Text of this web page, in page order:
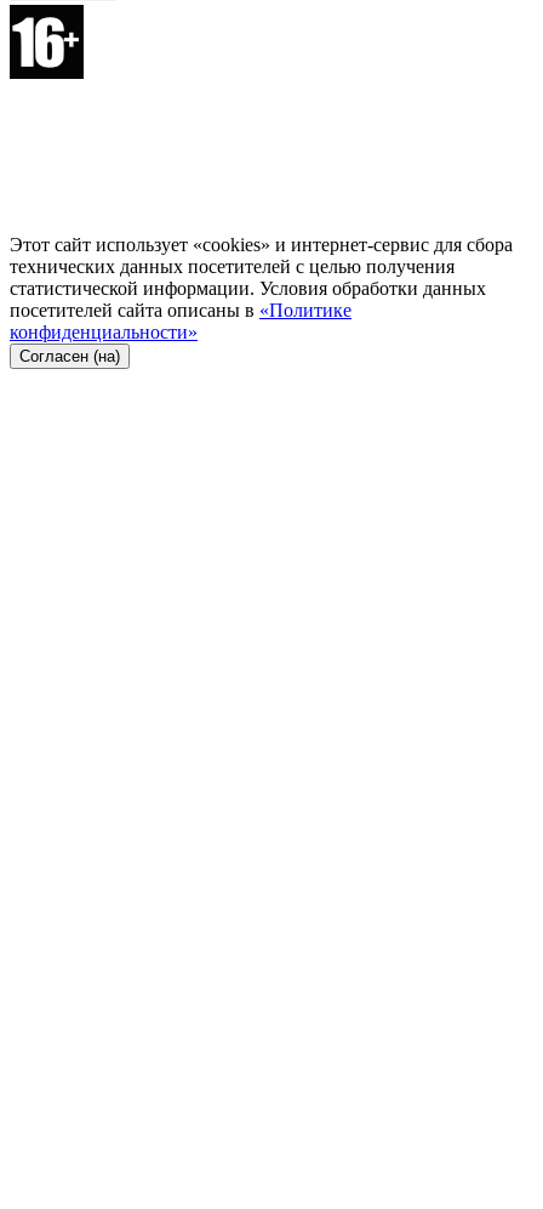
Этот сайт использует «cookies» и интернет-сервис для сбора
технических данных посетителей с целью получения
статистической информации. Условия обработки данных
посетителей сайта описаны в «Политике
конфиденциальности»
Согласен (на)